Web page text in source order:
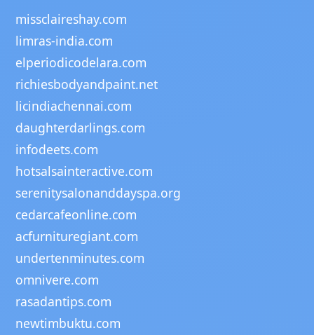
missclaireshay.com
limras-india.com
elperiodicodelara.com
richiesbodyandpaint.net
licindiachennai.com
daughterdarlings.com
infodeets.com
hotsalsainteractive.com
serenitysalonanddayspa.org
cedarcafeonline.com
acfurnituregiant.com
undertenminutes.com
omnivere.com
rasadantips.com
newtimbuktu.com